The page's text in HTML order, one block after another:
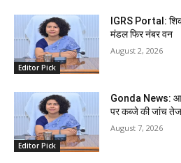
Editor Pick
IGRS Portal:
मंडल फिर नंबर वन
August 2, 2026
Editor Pick
Gonda News:
पर कब्जे की जांच तेज
August 7, 2026